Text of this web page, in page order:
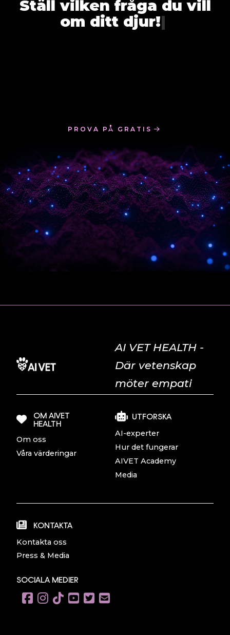
Ställ vilken fråga du vill
om ditt djur!|
PROVA PÅ GRATIS
AI VET HEALTH -
Där vetenskap
möter empati
OM AIVET
HEALTH
Om oss
Våra värderingar
UTFORSKA
AI-experter
Hur det fungerar
AIVET Academy
Media
KONTAKTA
Kontakta oss
Press & Media
SOCIALA MEDIER